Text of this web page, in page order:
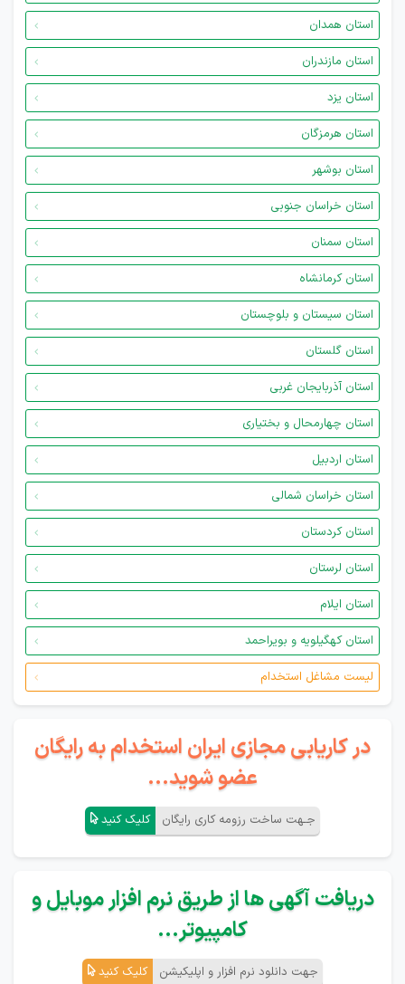
استان همدان
استان مازندران
استان یزد
استان هرمزگان
استان بوشهر
استان خراسان جنوبی
استان سمنان
استان کرمانشاه
استان سیستان و بلوچستان
استان گلستان
استان آذربایجان غربی
استان چهارمحال و بختیاری
استان اردبیل
استان خراسان شمالی
استان کردستان
استان لرستان
استان ایلام
استان کهگیلویه و بویراحمد
لیست مشاغل استخدام
در کاریابی مجازی ایران استخدام به رایگان
عضو شوید...
جـهت ساخت رزومه کاری رایگان کلیک کنید
دریافت آگهی ها از طریق نرم افزار موبایل و
کامپیوتر...
جهت دانلود نرم افزار و اپلیکیشن کلیک کنید